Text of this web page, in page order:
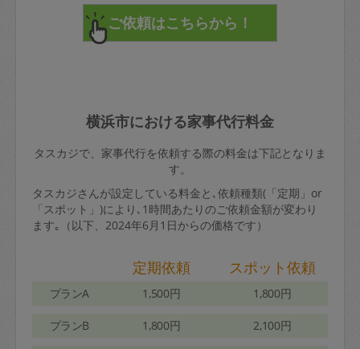
横浜市における家事代行料金
タスカジで、家事代行を依頼する際の料金は下記となりま
す。
タスカジさんが設定している料金と､依頼種類(「定期」or
「スポット」)により､1時間あたりのご依頼金額が変わり
ます｡（以下、2024年6月1日からの価格です）
定期依頼 スポット依頼
プランA 1,500円 1,800円
プランB 1,800円 2,100円